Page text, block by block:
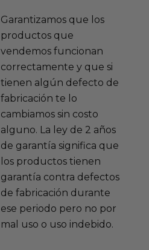
Garantizamos que los
productos que
vendemos funcionan
correctamente y que si
tienen algún defecto de
fabricación te lo
cambiamos sin costo
alguno. La ley de 2 años
de garantía significa que
los productos tienen
garantía contra defectos
de fabricación durante
ese periodo pero no por
mal uso o uso indebido.